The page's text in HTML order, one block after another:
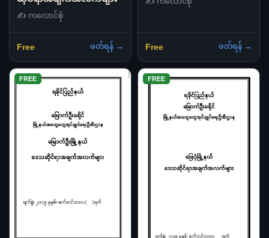
✍️ ကလောင်စုံ
Free ဖတ်ရန် → Free ဖတ်ရန် →
FREE FREE